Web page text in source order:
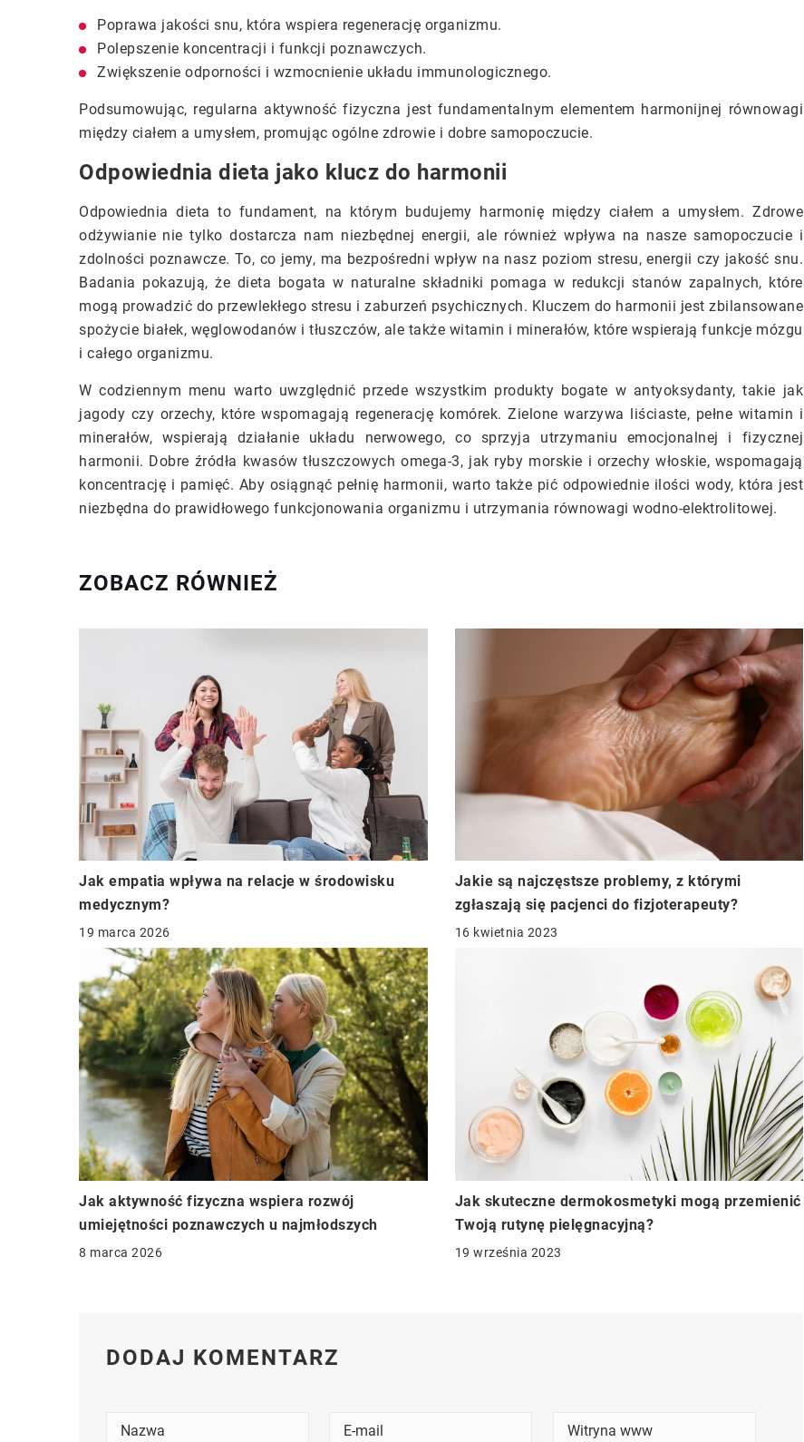
Poprawa jakości snu, która wspiera regenerację organizmu.
Polepszenie koncentracji i funkcji poznawczych.
Zwiększenie odporności i wzmocnienie układu immunologicznego.
Podsumowując, regularna aktywność fizyczna jest fundamentalnym elementem harmonijnej równowagi
między ciałem a umysłem, promując ogólne zdrowie i dobre samopoczucie.
Odpowiednia dieta jako klucz do harmonii
Odpowiednia dieta to fundament, na którym budujemy harmonię między ciałem a umysłem. Zdrowe
odżywianie nie tylko dostarcza nam niezbędnej energii, ale również wpływa na nasze samopoczucie i
zdolności poznawcze. To, co jemy, ma bezpośredni wpływ na nasz poziom stresu, energii czy jakość snu.
Badania pokazują, że dieta bogata w naturalne składniki pomaga w redukcji stanów zapalnych, które
mogą prowadzić do przewlekłego stresu i zaburzeń psychicznych. Kluczem do harmonii jest zbilansowane
spożycie białek, węglowodanów i tłuszczów, ale także witamin i minerałów, które wspierają funkcje mózgu
i całego organizmu.
W codziennym menu warto uwzględnić przede wszystkim produkty bogate w antyoksydanty, takie jak
jagody czy orzechy, które wspomagają regenerację komórek. Zielone warzywa liściaste, pełne witamin i
minerałów, wspierają działanie układu nerwowego, co sprzyja utrzymaniu emocjonalnej i fizycznej
harmonii. Dobre źródła kwasów tłuszczowych omega-3, jak ryby morskie i orzechy włoskie, wspomagają
koncentrację i pamięć. Aby osiągnąć pełnię harmonii, warto także pić odpowiednie ilości wody, która jest
niezbędna do prawidłowego funkcjonowania organizmu i utrzymania równowagi wodno-elektrolitowej.
ZOBACZ RÓWNIEŻ
Jak empatia wpływa na relacje w środowisku
medycznym?
19 marca 2026
Jakie są najczęstsze problemy, z którymi
zgłaszają się pacjenci do fizjoterapeuty?
16 kwietnia 2023
Jak aktywność fizyczna wspiera rozwój
umiejętności poznawczych u najmłodszych
8 marca 2026
Jak skuteczne dermokosmetyki mogą przemienić
Twoją rutynę pielęgnacyjną?
19 września 2023
DODAJ KOMENTARZ